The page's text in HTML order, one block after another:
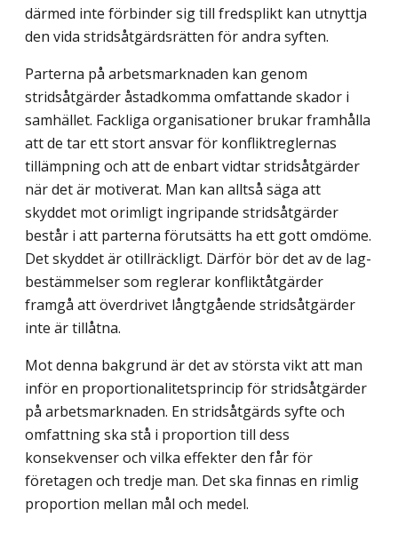
därmed inte förbinder sig till fredsplikt kan utnyttja
den vida stridsåtgärdsrätten för andra syften.
Parterna på arbetsmarknaden kan genom
stridsåtgärder åstadkomma omfattande ska­dor i
samhället. Fackliga organisationer brukar framhålla
att de tar ett stort ansvar för konfliktreglernas
tillämpning och att de enbart vidtar stridsåtgärder
när det är motiverat. Man kan alltså säga att
skyddet mot orimligt ingripande stridsåtgärder
består i att parter­na förutsätts ha ett gott omdöme.
Det skyddet är otillräckligt. Därför bör det av de lag­
bestämmelser som reglerar konfliktåtgärder
framgå att överdrivet långtgående stridsåt­gärder
inte är tillåtna.
Mot denna bakgrund är det av största vikt att man
inför en proportionalitetsprincip för stridsåtgärder
på arbetsmarknaden. En stridsåtgärds syfte och
omfattning ska stå i proportion till dess
konsekvenser och vilka effekter den får för
företagen och tredje man. Det ska finnas en rimlig
proportion mellan mål och medel.